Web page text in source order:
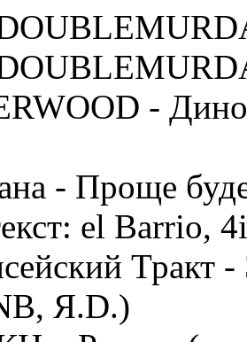
-
- Проще
el Barrio,
Тракт
Я.D.)